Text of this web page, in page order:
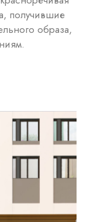
получившие
образа,